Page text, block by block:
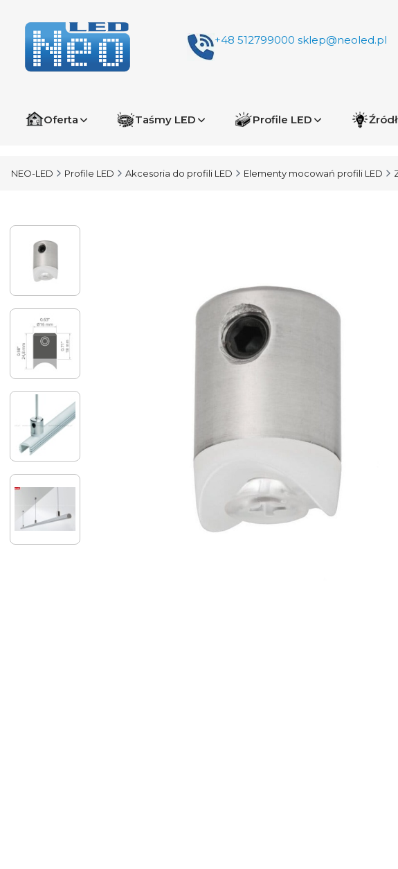
+48 512799000 sklep@neoled.pl
Oferta Taśmy LED Profile LED
NEO-LED Profile LED Akcesoria do profili LED Elementy mocowań profili LED